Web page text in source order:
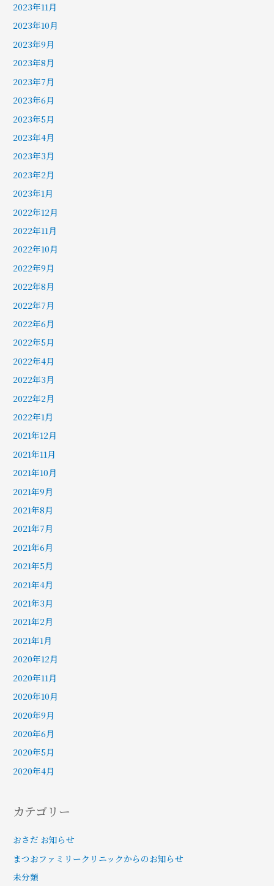
2023年11月
2023年10月
2023年9月
2023年8月
2023年7月
2023年6月
2023年5月
2023年4月
2023年3月
2023年2月
2023年1月
2022年12月
2022年11月
2022年10月
2022年9月
2022年8月
2022年7月
2022年6月
2022年5月
2022年4月
2022年3月
2022年2月
2022年1月
2021年12月
2021年11月
2021年10月
2021年9月
2021年8月
2021年7月
2021年6月
2021年5月
2021年4月
2021年3月
2021年2月
2021年1月
2020年12月
2020年11月
2020年10月
2020年9月
2020年6月
2020年5月
2020年4月
カテゴリー
おさだ お知らせ
まつおファミリークリニックからのお知らせ
未分類